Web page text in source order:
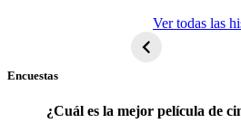
extraterrestre
Ver todas las
Encuestas
¿Cuál es la mejor película de